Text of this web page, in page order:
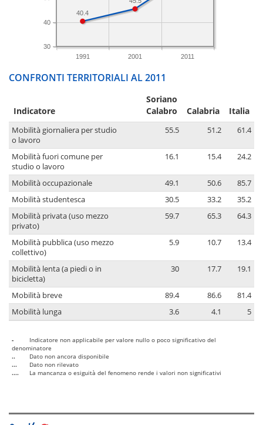
1991 2001 2011
30
40
40.4
CONFRONTI TERRITORIALI AL 2011
Indicatore
Soriano
Calabro
Calabria Italia
Mobilità giornaliera per studio
o lavoro
55.5 51.2 61.4
Mobilità fuori comune per
studio o lavoro
16.1 15.4 24.2
Mobilità occupazionale 49.1 50.6
85.7
Mobilità studentesca
30.5 33.2
35.2
Mobilità privata (uso mezzo
privato)
59.7 65.3 64.3
Mobilità pubblica (uso mezzo
collettivo)
5.9 10.7 13.4
Mobilità lenta (a piedi o in
bicicletta)
30 17.7 19.1
Mobilità breve 89.4 86.6
81.4
Mobilità lunga
3.6 4.1 5
-
Indicatore non applicabile per valore nullo o poco significativo del
denominatore
..
Dato non ancora disponibile
...
Dato non rilevato
....
La mancanza o esiguità del fenomeno rende i valori non significativi